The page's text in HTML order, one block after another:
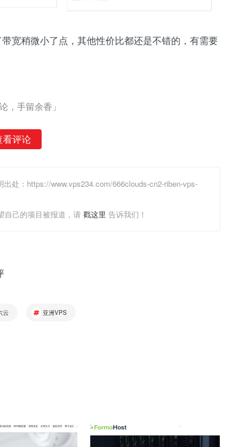
宽稍微小了点，其他性价比都还是不错的，有需要
，手留余香」
看评论
出处： https://www.vps234.com/666clouds-cn2-riben-vps-
自己的项目被报道，请戳这里 告诉我们！
云 亚洲VPS